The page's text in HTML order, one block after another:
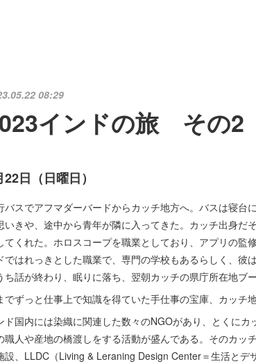
08:29
インドの旅 その2
22日（日曜日）
バスでアフマダーバードからカッチ地方へ。バスは寝台
いきや、途中から青年が隣に入ってきた。カッチ出身だ
てくれた。ホロスコープを職業としており、アプリの監
ではれっきとした職業で、専門の学校もあるらしく、彼
ち話が終わり、眠りに落ち、翌朝カッチの県庁所在地ブ
でずっと仕事上で知識を得ていた手仕事の宝庫、カッチ
ド国内には染織に関連した数々のNGOがあり、とくに
職人や産地の橋渡しをする活動が盛んである。そのカッ
設、LLDC（Living & Leraning Design Center＝生活と